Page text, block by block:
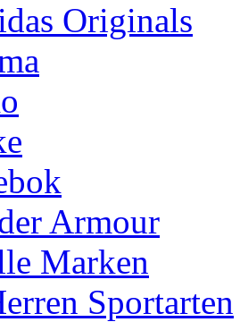
Originals
Armour
Marken
Sportarten